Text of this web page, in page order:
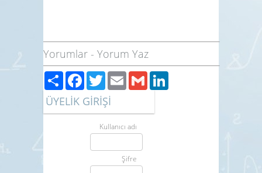
Yorumlar - Yorum Yaz
PaylaşFacebook
TwitterEmailGmail
ÜYELİK GİRİŞİ
Kullanıcı adı
Şifre